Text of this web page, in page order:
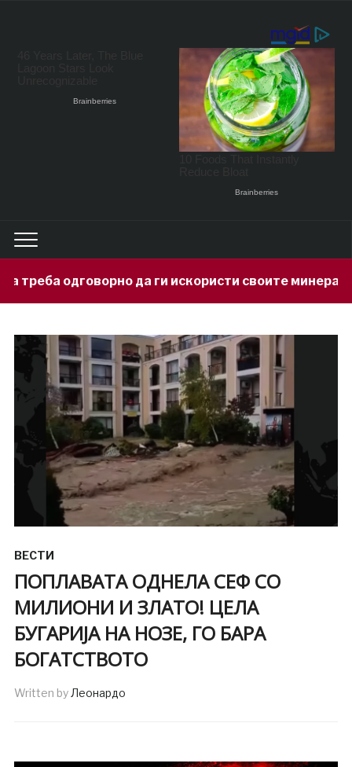
да ги искористи своите минерални богатства
ВЕСТИ
ПОПЛАВАТА ОДНЕЛА СЕФ СО
МИЛИОНИ И ЗЛАТО! ЦЕЛА
БУГАРИЈА НА НОЗЕ, ГО БАРА
БОГАТСТВОТО
Written byЛеонардо